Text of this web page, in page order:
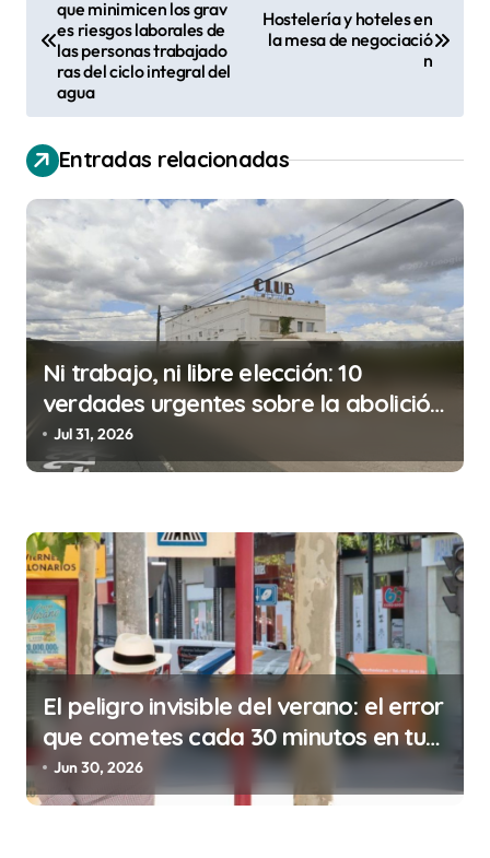
g
a
c
i
ó
n
d
e
n
a
d
a
s
que minimicen los grav
es riesgos laborales de
las personas trabajado
ras del ciclo integral del
agua
Hostelería y hoteles en
la mesa de negociació
n
Entradas relacionadas
Ni trabajo, ni libre elección: 10
verdades urgentes sobre la abolición
de la prostitución
Jul 31, 2026
El peligro invisible del verano: el error
que cometes cada 30 minutos en tu
trabajo (y la ilegalidad que te puede
costar la vida)
Jun 30, 2026